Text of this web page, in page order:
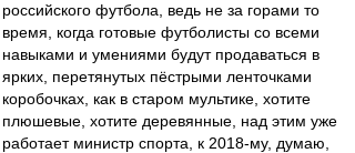
российского футбола, ведь не за горами то
время, когда готовые футболисты со всеми
навыками и умениями будут продаваться в
ярких, перетянутых пёстрыми ленточками
коробочках, как в старом мультике, хотите
плюшевые, хотите деревянные, над этим уже
работает министр спорта, к 2018-му, думаю,